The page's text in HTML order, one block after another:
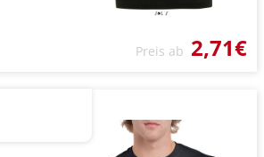
Preis ab 2,71€